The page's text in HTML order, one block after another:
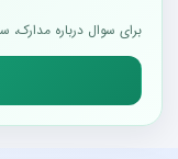
برای سوال درباره